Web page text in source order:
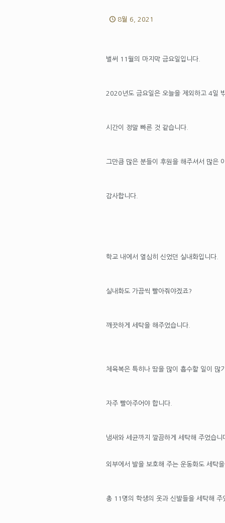
8월 6, 2021
벌써 11월의 마지막 금요일입니다.
2020년도 금요일은 오늘을 제외하고 4일
시간이 정말 빠른 것 같습니다.
그만큼 많은 분들이 후원을 해주셔서 많은
감사합니다.
학교 내에서 열심히 신었던 실내화입니다.
실내화도 가끔씩 빨아줘야겠죠?
깨끗하게 세탁을 해주었습니다.
체육복은 특히나 땀을 많이 흡수할 일이 많
자주 빨아주어야 합니다.
냄새와 세균까지 깔끔하게 세탁해 주었습니
외부에서 발을 보호해 주는 운동화도 세탁
총 11명의 학생의 옷과 신발들을 세탁해 주